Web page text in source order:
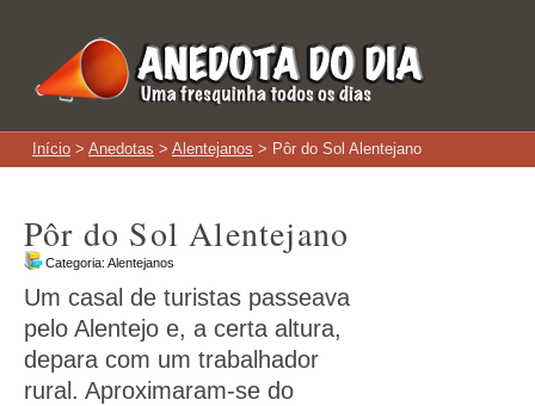
Início > Anedotas > Alentejanos > Pôr do Sol Alentejano
Pôr do Sol Alentejano
Categoria: Alentejanos
Um casal de turistas passeava
pelo Alentejo e, a certa altura,
depara com um trabalhador
rural. Aproximaram-se do